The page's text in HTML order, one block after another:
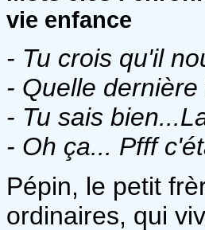
vie enfance
- Tu crois qu'il
- Quelle dernière
- Tu sais
- Oh ça... Pfff
Pépin, le petit
ordinaires, qui